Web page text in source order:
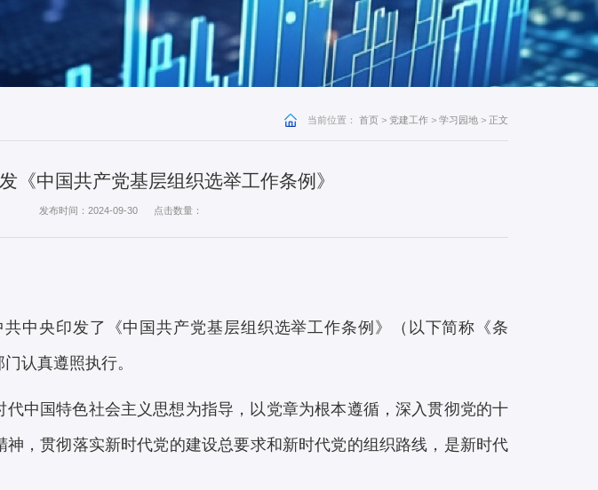
当前位置： 首页 > 党建工作 > 学习园地 > 正文
《中国共产党基层组织选举工作条例》
发布时间：2024-09-30 点击数量：
中央印发了《中国共产党基层组织选举工作条例》（以下简称《条
认真遵照执行。
中国特色社会主义思想为指导，以党章为根本遵循，深入贯彻党的十
，贯彻落实新时代党的建设总要求和新时代党的组织路线，是新时代